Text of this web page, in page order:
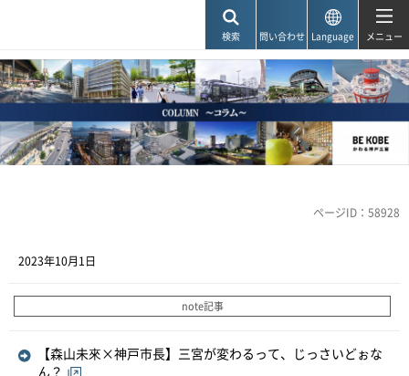
検索 問い合わせ Language メニュー
ページID：58928
2023年10月1日
note記事
【森山未來×神戸市長】三宮が変わるって、じっさいどぉな
ん？